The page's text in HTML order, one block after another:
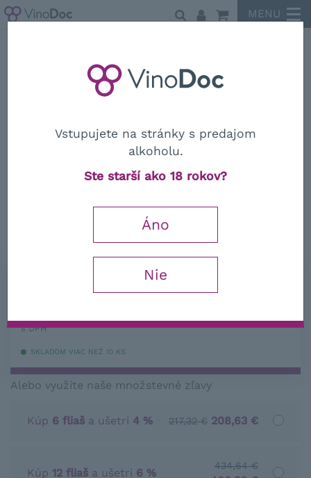
MENU
"Cassiano" IGT 2020
s DPH
SKLADOM VIAC NEŽ 10 KS
Alebo využite naše množstevné zľavy
Kúp 6 fliaš a ušetri 4 % 217,32 € 208,63 €
Kúp 12 fliaš a ušetri 6 %
434,64 €
Vstupujete na stránky s predajom
alkoholu.
Ste starší ako 18 rokov?
Áno
Nie